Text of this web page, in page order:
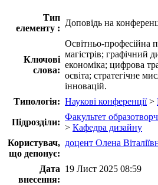
Тип
елементу :
Доповідь на
Ключові
слова:
Освітньо-професійна
магістрів; графічний
економіка; цифрова
освіта; стратегічне
інновацій.
Типологія: Наукові конференції>
Підрозділи:
Факультет
> Кафедра дизайну
Користувач,
що депонує:
доцент Олена
Дата
внесення:
19 Лист 2025 08:59